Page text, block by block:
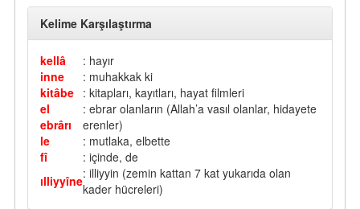
Kelime Karşılaştırma
kellâ
: hayır
inne
: muhakkak ki
kitâbe : kitapları, kayıtları, hayat filmleri
el
ebrârı
: ebrar olanların (Allah’a vasıl olanlar, hidayete
erenler)
le
: mutlaka, elbette
fî
: içinde, de
ılliyyîne: illiyyin (zemin kattan 7 kat yukarıda olan
kader hücreleri)